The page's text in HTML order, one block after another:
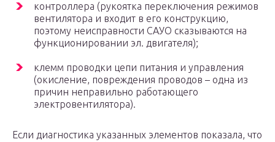
контроллера (рукоятка переключения режимов
вентилятора и входит в его конструкцию,
поэтому неисправности САУО сказываются на
функционировании эл. двигателя);
клемм проводки цепи питания и управления
(окисление, повреждения проводов – одна из
причин неправильно работающего
электровентилятора).
Если диагностика указанных элементов показала, что